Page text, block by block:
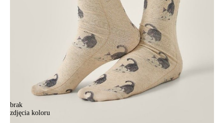
brak
zdjęcia koloru